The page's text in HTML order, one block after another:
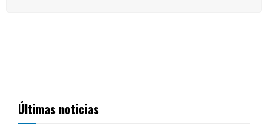
Últimas noticias